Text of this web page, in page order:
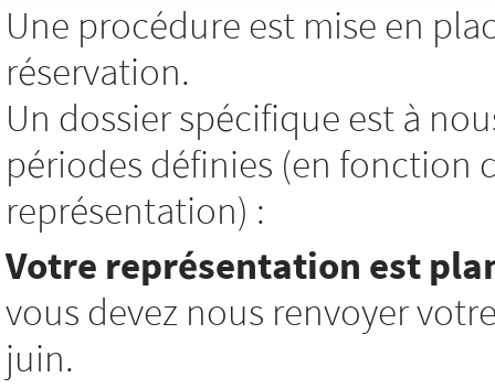
Une procédure est mise en
réservation.
Un dossier spécifique est à
périodes définies (en fonction
représentation) :
Votre représentation est
vous devez nous renvoyer
juin.